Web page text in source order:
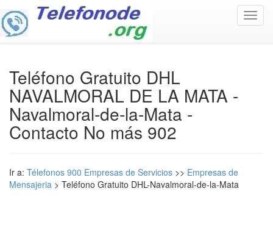
Teléfono Gratuito DHL
NAVALMORAL DE LA MATA -
Navalmoral-de-la-Mata -
Contacto No más 902
Ir a: Télefonos 900 Empresas de Servicios >> Empresas de
Mensajeria > Teléfono Gratuito DHL-Navalmoral-de-la-Mata